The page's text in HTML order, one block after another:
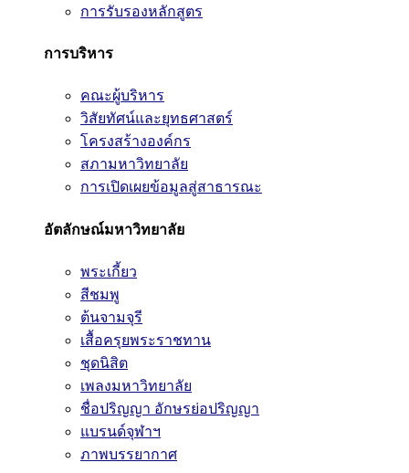
การรับรองหลักสูตร
การบริหาร
คณะผู้บริหาร
วิสัยทัศน์และยุทธศาสตร์
โครงสร้างองค์กร
สภามหาวิทยาลัย
การเปิดเผยข้อมูลสู่สาธารณะ
อัตลักษณ์มหาวิทยาลัย
พระเกี้ยว
สีชมพู
ต้นจามจุรี
เสื้อครุยพระราชทาน
ชุดนิสิต
เพลงมหาวิทยาลัย
ชื่อปริญญา อักษรย่อปริญญา
แบรนด์จุฬาฯ
ภาพบรรยากาศ